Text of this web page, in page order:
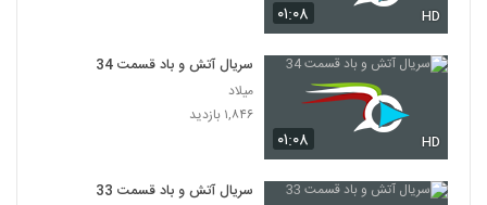
۰۱:۰۸ HD
۰۱:۰۸ HD
سریال آتش و باد قسمت 34
میلاد
۱,۸۴۶ بازدید
سریال آتش و باد قسمت 33